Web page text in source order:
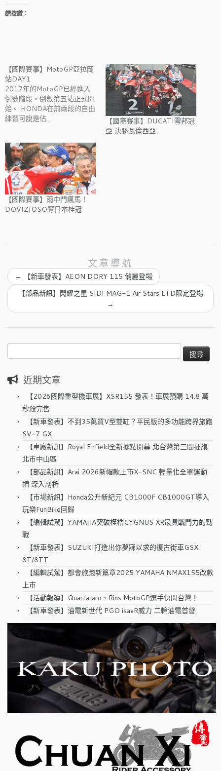
請按讚：
【國際賽事】MotoGP亞拉岡
站DAY1
2017年的MotoGP已經進入
倒數階段。倒數第五站正式開
始。 HONDA在前兩段的自由
練習可說是佔…
【國際賽事】DUCATI雪邦冠
亞 決勝瓦倫西亞
【國際賽事】雨中鬥瘋馬！
DOVIZIOSO奪日本桂冠
文章導航
← 【新車發表】AEON DORY 115 俏麗登場
【部品新訊】閃耀之星 SIDI MAG-1 Air Stars LTD限定登場
→
尋
鍵
近期文章
【2026國際重型機車展】XSR155 發表！車展預購 14.8 萬
秒殺完售
【新車發表】不到35萬買V型雙缸？平民版的多功能跨界旅跑
SV-7 GX
【車廠新訊】Royal Enfield全新據點開幕 北台灣第三間插旗
北市中山區
【部品新訊】Arai 2026新帽款上市X-SNC 輕量化全罩運動
帽 深入剖析
【市場新訊】Honda公升新紀元 CB1000F CB1000GT導入
玩樂FunBike回歸
【編輯試駕】YAMAHA突破桎梏CYGNUS XR最具戰鬥力的勁
戰
【新車發表】SUZUKI打造出你夢寐以求的復古街車GSX
8T/8TT
【編輯試駕】都會旅跑新篇章2025 YAMAHA NMAX155改款
上市
【活動報導】Quartararo、Rins MotoGP選手快閃台灣！
【新車發表】油電新世代 PGO isavR威力 二輪油電首發